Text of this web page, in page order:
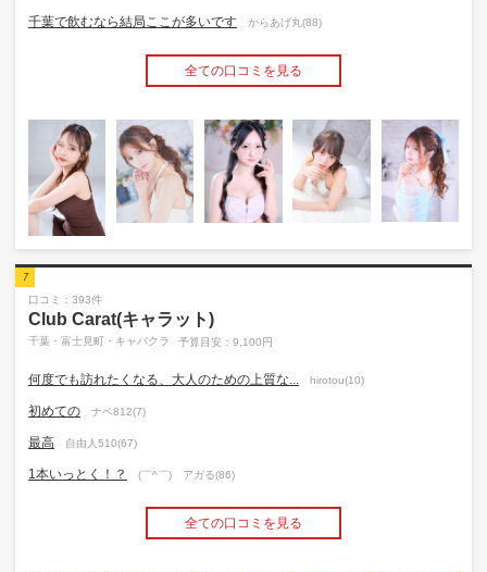
千葉で飲むなら結局ここが多いです からあげ丸(88)
全ての口コミを見る
7
口コミ：393件
Club Carat(キャラット)
千葉・富士見町・キャバクラ 予算目安：9,100円
何度でも訪れたくなる、大人のための上質な... hirotou(10)
初めての ナベ812(7)
最高 自由人510(67)
1本いっとく！？ (￣^￣)ゞアガる(86)
全ての口コミを見る